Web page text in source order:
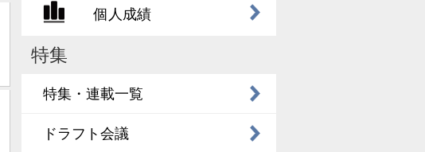
個人成績
特集
特集・連載一覧
ドラフト会議